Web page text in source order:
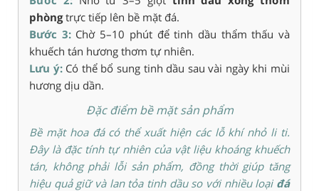
phòngtrực tiếp lên bề mặt đá.
Bước 3:Chờ 5–10 phút để tinh dầu thẩm thấu và
khuếch tán hương thơm tự nhiên.
Lưu ý:Có thể bổ sung tinh dầu sau vài ngày khi mùi
hương dịu dần.
Đặc điểm bề mặt sản phẩm
Bề mặt hoa đá có thể xuất hiện các lỗ khí nhỏ li ti.
Đây là đặc tính tự nhiên của vật liệu khoáng khuếch
tán, không phải lỗi sản phẩm, đồng thời giúp tăng
hiệu quả giữ và lan tỏa tinh dầu so với nhiều loại đá